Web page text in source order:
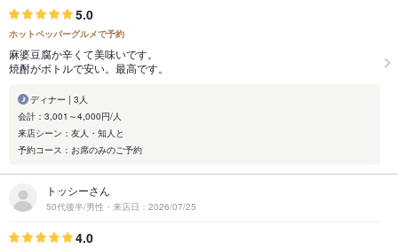
5.0
ホットペッパーグルメで予約
麻婆豆腐か辛くて美味いです。
焼酎がボトルで安い。最高です。
ディナー | 3人
会計：3,001～4,000円/人
来店シーン：友人・知人と
予約コース：お席のみのご予約
トッシーさん
50代後半/男性・来店日：2026/07/25
4.0